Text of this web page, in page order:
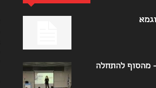
מהסוף להתחלה